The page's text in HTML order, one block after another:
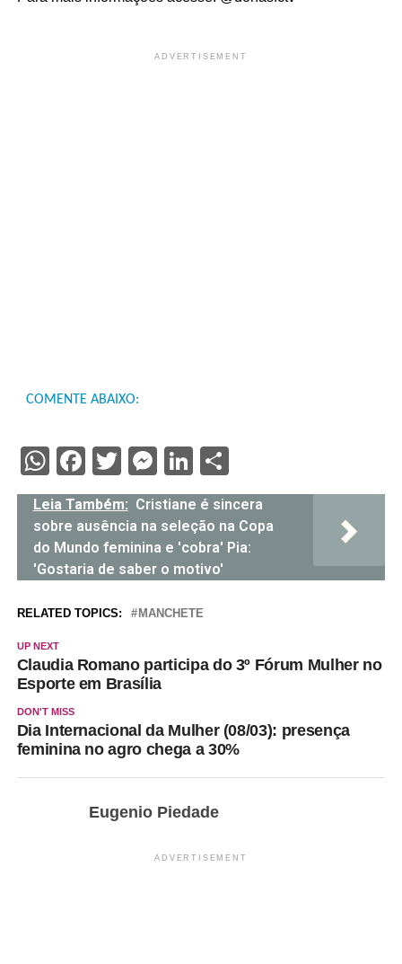
ADVERTISEMENT
COMENTE ABAIXO:
WhatsApp
Facebook
Twitter
Messenger
LinkedIn
Share
Leia Também: Cristiane é sincera
sobre ausência na seleção na Copa
do Mundo feminina e 'cobra' Pia:
'Gostaria de saber o motivo'
RELATED TOPICS: MANCHETE
UP NEXT
Claudia Romano participa do 3º Fórum Mulher no
Esporte em Brasília
DON'T MISS
Dia Internacional da Mulher (08/03): presença
feminina no agro chega a 30%
Eugenio Piedade
ADVERTISEMENT